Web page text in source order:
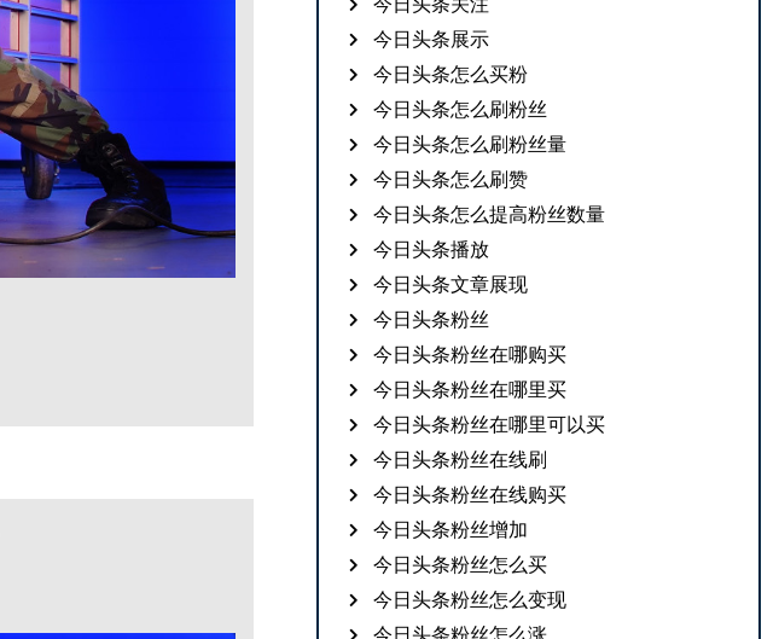
今日头条关注
今日头条展示
今日头条怎么买粉
今日头条怎么刷粉丝
今日头条怎么刷粉丝量
今日头条怎么刷赞
今日头条怎么提高粉丝数量
今日头条播放
今日头条文章展现
今日头条粉丝
今日头条粉丝在哪购买
今日头条粉丝在哪里买
今日头条粉丝在哪里可以买
今日头条粉丝在线刷
今日头条粉丝在线购买
今日头条粉丝增加
今日头条粉丝怎么买
今日头条粉丝怎么变现
今日头条粉丝怎么涨